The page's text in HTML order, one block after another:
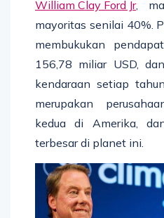
William Clay Ford Jr,
mayoritas senilai 40%.
membukukan
156,78 miliar USD,
kendaraan setiap
merupakan
kedua di Amerika,
terbesar di planet ini.